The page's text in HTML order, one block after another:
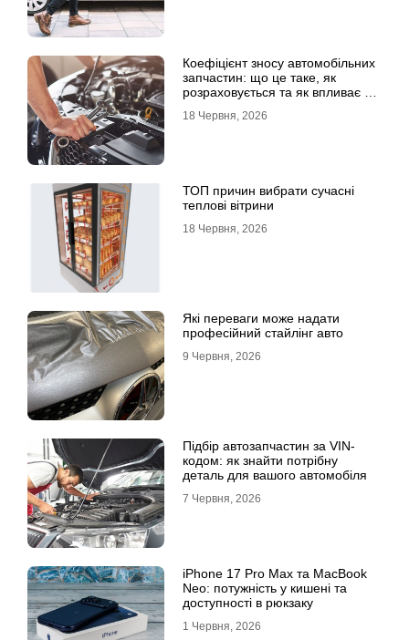
Коефіцієнт зносу автомобільних
запчастин: що це таке, як
розраховується та як впливає на
18 Червня, 2026
ТОП причин вибрати сучасні
теплові вітрини
18 Червня, 2026
Які переваги може надати
професійний стайлінг авто
9 Червня, 2026
Підбір автозапчастин за VIN-
кодом: як знайти потрібну
деталь для вашого автомобіля
7 Червня, 2026
iPhone 17 Pro Max та MacBook
Neo: потужність у кишені та
доступності в рюкзаку
1 Червня, 2026